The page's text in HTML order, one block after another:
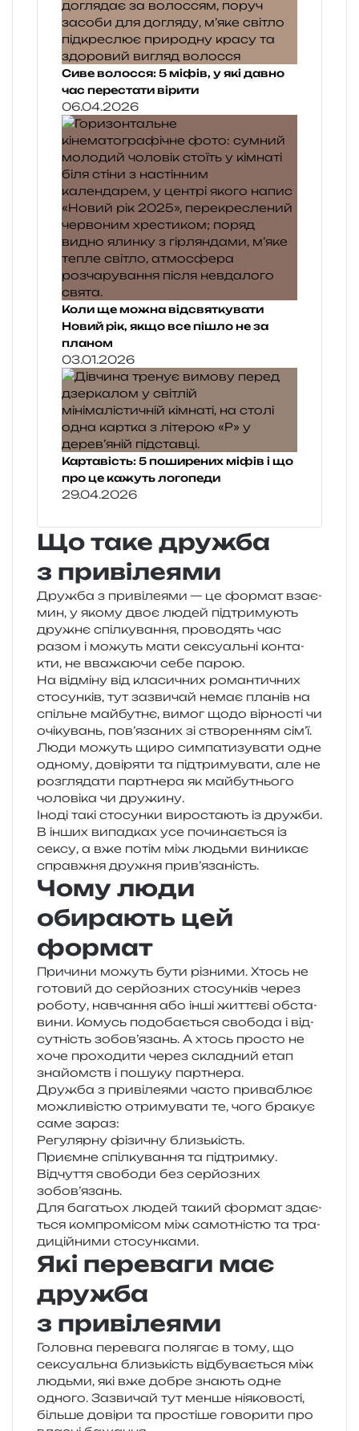
Сиве волосся: 5 міфів, у які давно
час перестати вірити
06.04.2026
Коли ще можна відсвяткувати
Новий рік, якщо все пішло не за
планом
03.01.2026
Картавість: 5 поширених міфів і що
про це кажуть логопеди
29.04.2026
Що таке дружба
з привілеями
Дружба з при­ві­ле­я­ми — це фор­мат вза­є­
мин, у якому двоє людей під­три­му­ють
дру­жнє спіл­ку­ва­н­ня, про­во­дять час
разом і можуть мати сексу­аль­ні кон­та­
кти, не вва­жа­ю­чи себе парою.
На від­мі­ну від кла­си­чних роман­ти­чних
сто­сун­ків, тут зазви­чай немає пла­нів на
спіль­не май­бу­тнє, вимог щодо вір­но­сті чи
очі­ку­вань, пов’язаних зі ство­ре­н­ням сім’ї.
Люди можуть щиро сим­па­ти­зу­ва­ти одне
одно­му, дові­ря­ти та під­три­му­ва­ти, але не
роз­гля­да­ти пар­тне­ра як май­бу­тньо­го
чоло­ві­ка чи дружину.
Іноді такі сто­сун­ки виро­ста­ють із дру­жби.
В інших випад­ках усе почи­на­є­ться із
сексу, а вже потім між людьми вини­кає
справ­жня дру­жня прив’язаність.
Чому люди
обирають цей
формат
Причини можуть бути різни­ми. Хтось не
гото­вий до сер­йо­зних сто­сун­ків через
робо­ту, навча­н­ня або інші жит­тє­ві обста­
ви­ни. Комусь подо­ба­є­ться сво­бо­да і від­
су­тність зобов’язань. А хтось про­сто не
хоче про­хо­ди­ти через скла­дний етап
зна­йомств і пошу­ку партнера.
Дружба з при­ві­ле­я­ми часто при­ва­блює
можли­ві­стю отри­му­ва­ти те, чого бра­кує
саме зараз:
Регулярну фізи­чну близькість.
Приємне спіл­ку­ва­н­ня та підтримку.
Відчуття сво­бо­ди без сер­йо­зних
зобов’язань.
Для бага­тьох людей такий фор­мат зда­є­
ться ком­про­мі­сом між само­тні­стю та тра­
ди­цій­ни­ми стосунками.
Які переваги має
дружба
з привілеями
Головна пере­ва­га поля­гає в тому, що
сексу­аль­на близь­кість від­бу­ва­є­ться між
людьми, які вже добре зна­ють одне
одно­го. Зазвичай тут менше ніяко­во­сті,
біль­ше дові­ри та про­сті­ше гово­ри­ти про